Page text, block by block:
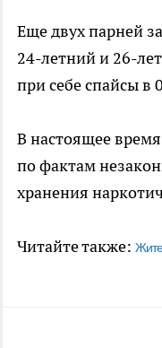
Еще двух парней
24-летний и 26-
при себе спайсы в
В настоящее
по фактам
хранения
Читайте также: